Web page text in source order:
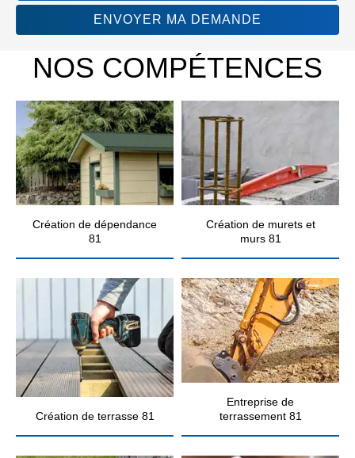
NOS COMPÉTENCES
Création de dépendance
81
Création de murets et
murs 81
Création de terrasse 81
Entreprise de
terrassement 81